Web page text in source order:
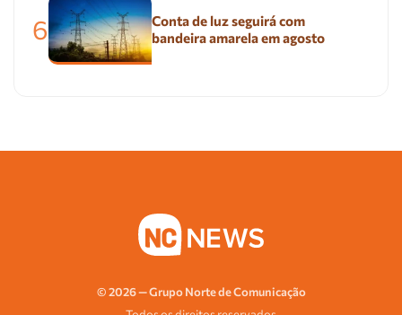
6
Conta de luz seguirá com
bandeira amarela em agosto
© 2026 — Grupo Norte de Comunicação